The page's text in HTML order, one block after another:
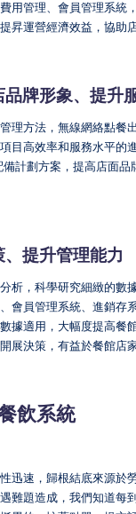
用管理、會員管理系統
昇運營經濟效益，協助
品牌形象、提升
理方法，無線網絡點餐
目高效率和服務水平的
備計劃方案，提高店面品
提升管理能力
析，科學研究細緻的數
會員管理系統、進銷存
據適用，大幅度提高餐
展決策，有益於餐館店
飲系統
迅速，歸根結底來源於
難題造成，我們知道每